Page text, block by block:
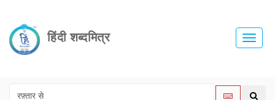
हिंदी शब्दमित्र